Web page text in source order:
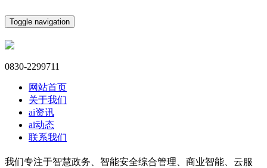
Toggle navigation
0830-2299711
网站首页
关于我们
ai资讯
ai动态
联系我们
我们专注于智慧政务、智能安全综合管理、商业智能、云服